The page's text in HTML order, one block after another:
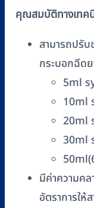
คุณสมบัติทางเทค
สามารถปรับ
กระบอกฉีด
5ml
10ml
20ml
30ml
มีค่าความค
อัตราการให้